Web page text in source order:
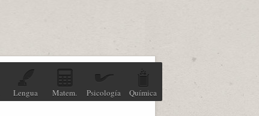
Lengua Matem. Psicología Química